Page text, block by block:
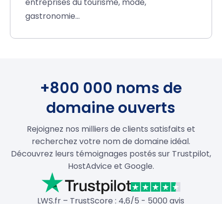
gastronomie…
+800 000 noms de
domaine ouverts
Rejoignez nos milliers de clients satisfaits et
recherchez votre nom de domaine idéal.
Découvrez leurs témoignages postés sur Trustpilot,
HostAdvice et Google.
LWS.fr – TrustScore : 4,6/5 - 5000 avis